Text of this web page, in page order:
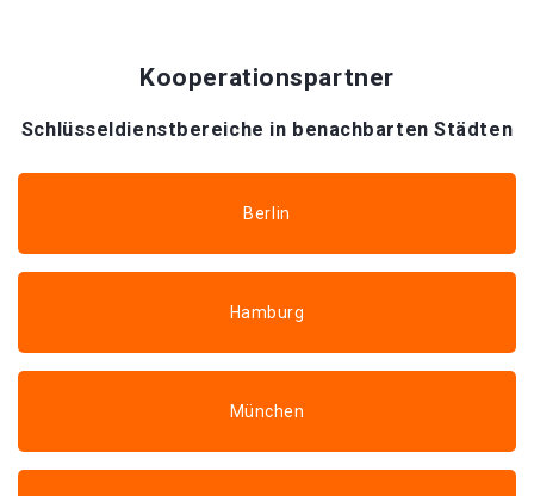
Kooperationspartner
Schlüsseldienstbereiche in benachbarten Städten
Berlin
Hamburg
München